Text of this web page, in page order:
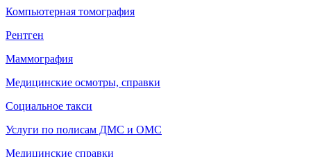
Компьютерная томография
Рентген
Маммография
Медицинские осмотры, справки
Социальное такси
Услуги по полисам ДМС и ОМС
Медицинские справки